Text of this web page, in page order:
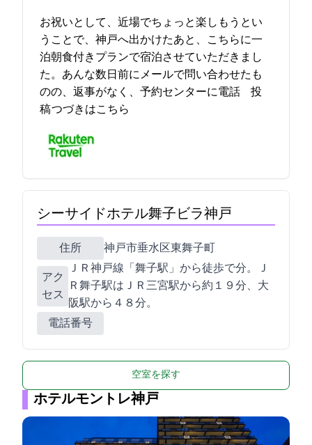
お祝いとして、近場でちょっと楽しもうとい
うことで、神戸へ出かけたあと、こちらに一
泊朝食付きプランで宿泊させていただきまし
た。あんな数日前にメールで問い合わせたも
のの、返事がなく、予約センターに電話… 2021-12-18 08:57:28投
稿つづきはこちら
シーサイドホテル舞子ビラ神戸
住所 神戸市垂水区東舞子町18-11
アク
セス
ＪＲ神戸線「舞子駅」から徒歩で7分。Ｊ
Ｒ舞子駅はＪＲ三宮駅から約１９分、大
阪駅から４８分。
電話番号
空室を探す
ホテルモントレ神戸